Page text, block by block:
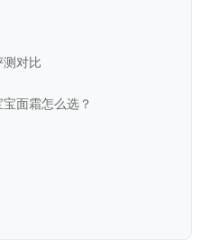
对比
面霜怎么选？